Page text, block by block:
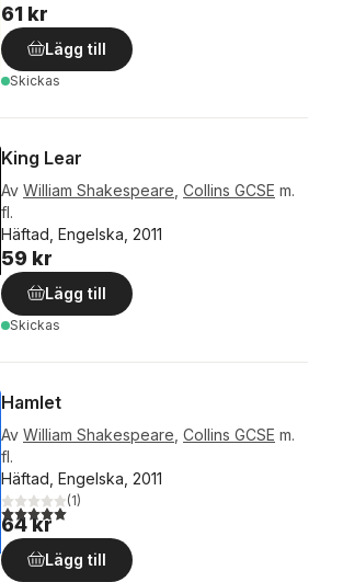
61 kr
Lägg till
Skickas
King Lear
Av William Shakespeare Collins GCSE m.
fl.
Häftad, Engelska, 2011
59 kr
Lägg till
Skickas
Hamlet
Av William Shakespeare Collins GCSE m.
fl.
Häftad, Engelska, 2011
5,0utav 5 stjärnor. Totalt antal röster:
(1)
64 kr
Lägg till